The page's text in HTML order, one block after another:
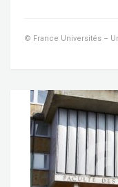
© France Universités –